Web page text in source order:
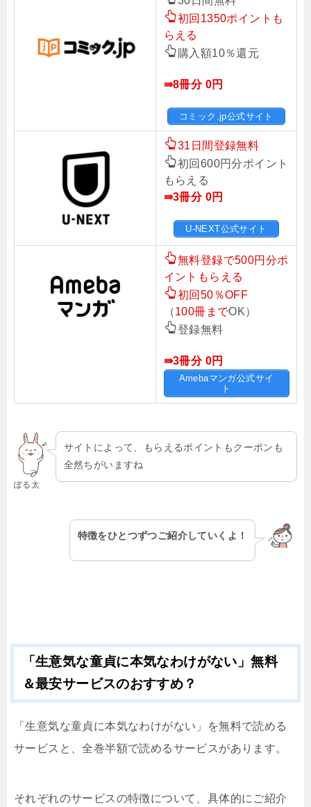
初回1350ポイントも
らえる
購入額10％還元
⇛8冊分 0円
コミック.jp公式サイト
31日間登録無料
初回600円分ポイント
もらえる
⇛3冊分 0円
U-NEXT公式サイト
無料登録で500円分ポ
イントもらえる
初回50％OFF
（100冊までOK）
登録無料
⇛3冊分 0円
Amebaマンガ公式サイ
ト
ぽる太
サイトによって、もらえるポイントもクーポンも
全然ちがいますね
特徴をひとつずつご紹介していくよ！
「生意気な童貞に本気なわけがない」無料
＆最安サービスのおすすめ？
「生意気な童貞に本気なわけがない」を無料で読める
サービスと、全巻半額で読めるサービスがあります。
それぞれのサービスの特徴について、具体的にご紹介